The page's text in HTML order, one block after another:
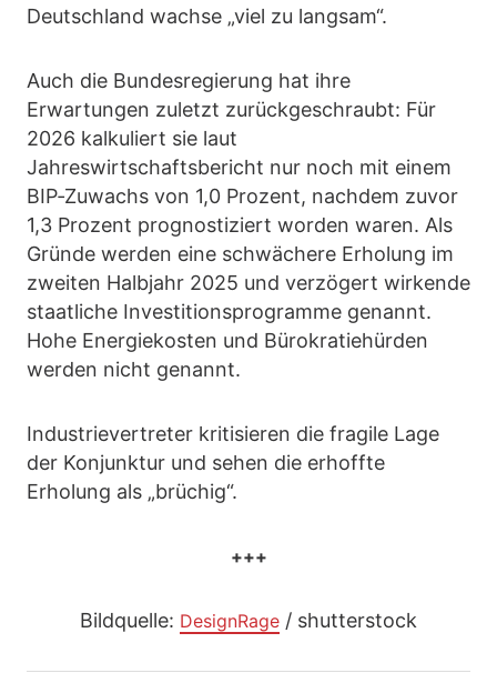
Deutschland wachse „viel zu langsam“.
Auch die Bundesregierung hat ihre
Erwartungen zuletzt zurückgeschraubt: Für
2026 kalkuliert sie laut
Jahreswirtschaftsbericht nur noch mit einem
BIP‑Zuwachs von 1,0 Prozent, nachdem zuvor
1,3 Prozent prognostiziert worden waren. Als
Gründe werden eine schwächere Erholung im
zweiten Halbjahr 2025 und verzögert wirkende
staatliche Investitionsprogramme genannt.
Hohe Energiekosten und Bürokratiehürden
werden nicht genannt.
Industrievertreter kritisieren die fragile Lage
der Konjunktur und sehen die erhoffte
Erholung als „brüchig“.
+++
Bildquelle: DesignRage / shutterstock